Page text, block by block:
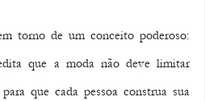
torno de um conceito poderoso:
que a moda não deve limitar
que cada pessoa construa sua